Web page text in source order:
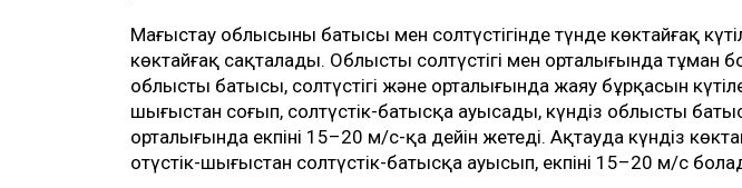
Маңғыстау облысының батысы мен солтүстігінде түнде көктайғақ
көктайғақ сақталады. Облыстың солтүстігі мен орталығында тұман
облыстың батысы, солтүстігі және орталығында жаяу бұрқасын
шығыстан соғып, солтүстік-батысқа ауысады, күндіз облыстың
орталығында екпіні 15–20 м/с-қа дейін жетеді. Ақтауда күндіз
оңтүстік-шығыстан солтүстік-батысқа ауысып, екпіні 15–20 м/с